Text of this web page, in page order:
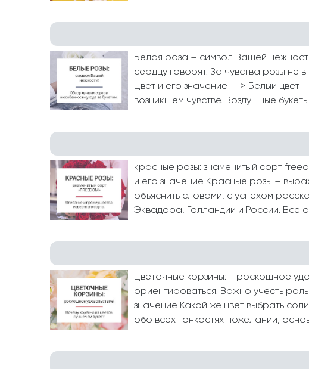
Белая роза – символ Вашей
сердцу говорят. За чувства розы не
Цвет и его значение --> Белый цвет
возникшем чувстве. Воздушные
красные розы: знаменитый сорт
и его значение Красные розы –
объяснить словами, с успехом
Эквадора, Голландии и России. Все
Цветочные корзины: - роскошное
ориентироваться. Важно учесть
значение Какой же цвет выбрать
обо всех тонкостях пожеланий,